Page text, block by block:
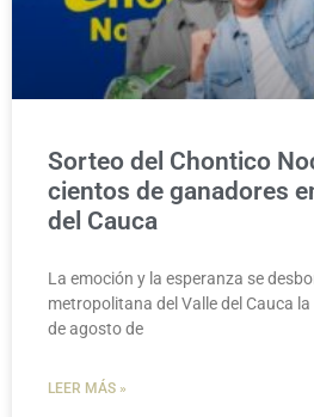
Sorteo del Chontico
cientos de ganadores
del Cauca
La emoción y la esperanza se
metropolitana del Valle del Cauca
de agosto de
LEER MÁS »